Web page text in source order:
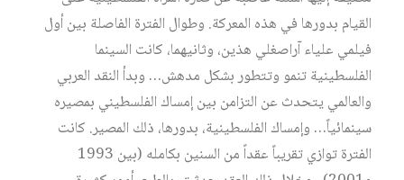
القيام بدورها في هذه المعركة. وطوال الفترة الفاصلة بين أول
فيلمي علياء آراصغلي هذين، وثانيهما، كانت السينما
الفلسطينية تنمو وتتطور بشكل مدهش… وبدأ النقد العربي
والعالمي يتحدث عن التزامن بين إمساك الفلسطيني بمصيره
سينمائياً… وإمساك الفلسطينية، بدورها، ذلك المصير. كانت
الفترة توازي تقريباً عقداً من السنين بكامله (بين 1993